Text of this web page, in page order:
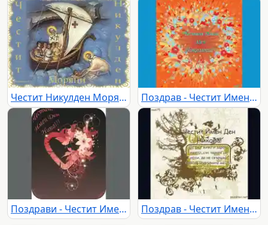
Честит Никулден Моряци Поздрав - Честит Имен Ден Николина!!!!
Поздрави - Честит Имен Ден Нина!!! Поздрав - Честит Имен Ден Никола